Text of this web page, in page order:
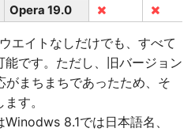
Opera 19.0
エイトなしだけでも、すべて
です。ただし、旧バージョン
まちまちであったため、そ
す。
8.1では日本語名、